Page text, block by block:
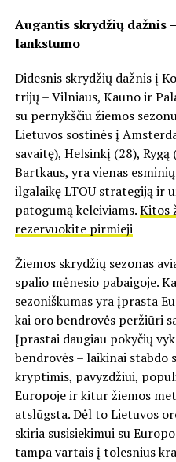
Augantis skrydžių dažnis
lankstumo
Didesnis skrydžių dažnis į
trijų – Vilniaus, Kauno ir
su pernykščiu žiemos
Lietuvos sostinės į
savaitę), Helsinkį (28), Rygą
Bartkaus, yra vienas
ilgalaikę LTOU strategiją ir
patogumą keleiviams.Kitos
rezervuokite pirmieji
Žiemos skrydžių sezonas
spalio mėnesio pabaigoje.
sezoniškumas yra įprasta
kai oro bendrovės peržiūri
Įprastai daugiau pokyčių
bendrovės – laikinai
kryptimis, pavyzdžiui,
Europoje ir kitur žiemos
atslūgsta. Dėl to Lietuvos
skiria susisiekimui su
tampa vartais į tolesnius